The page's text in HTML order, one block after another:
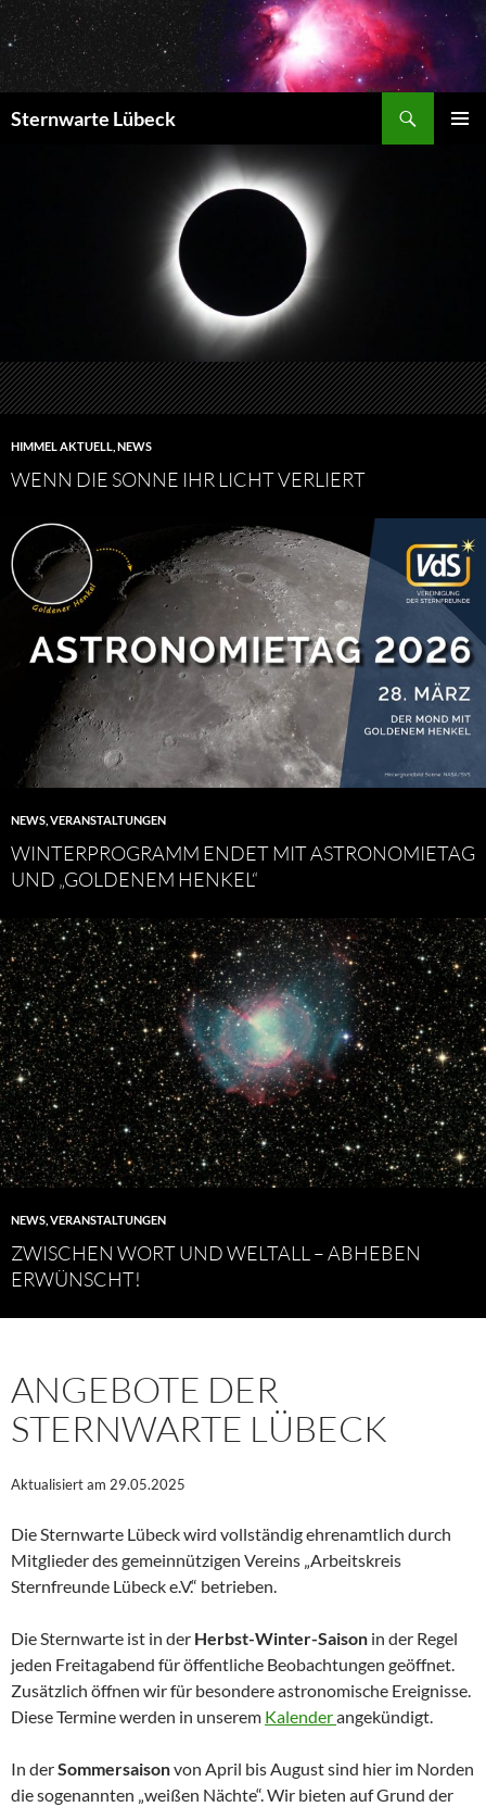
Zum
Inhalt
springen
Sternwarte Lübeck
HIMMEL AKTUELL NEWS
WENN DIE SONNE IHR LICHT VERLIERT
NEWS VERANSTALTUNGEN
WINTERPROGRAMM ENDET MIT ASTRONOMIETAG
UND „GOLDENEM HENKEL“
NEWS VERANSTALTUNGEN
ZWISCHEN WORT UND WELTALL – ABHEBEN
ERWÜNSCHT!
ANGEBOTE DER
STERNWARTE LÜBECK
Aktualisiert am 29.05.2025
Die Sternwarte Lübeck wird vollständig ehrenamtlich durch
Mitglieder des gemeinnützigen Vereins „Arbeitskreis
Sternfreunde Lübeck e.V.“ betrieben.
Die Sternwarte ist in der Herbst-Winter-Saison in der Regel
jeden Freitagabend für öffentliche Beobachtungen geöffnet.
Zusätzlich öffnen wir für besondere astronomische Ereignisse.
Diese Termine werden in unserem Kalenderangekündigt.
In derSommersaisonvon April bis August sind hier im Norden
die sogenannten „weißen Nächte“. Wir bieten auf Grund der